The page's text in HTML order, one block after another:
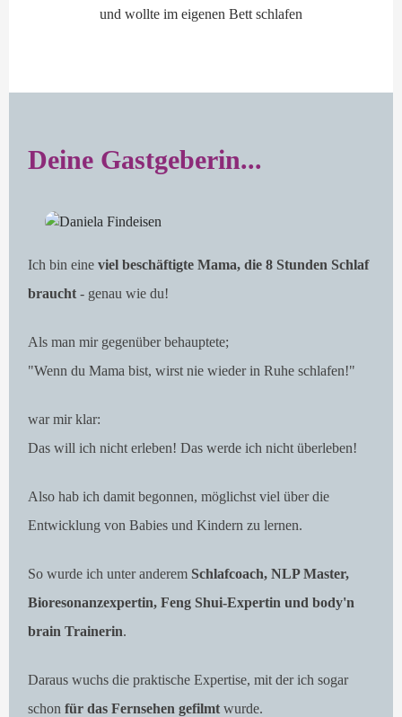
Deine Gastgeberin...
Ich bin eine viel beschäftigte Mama, die 8 Stunden Schlaf
braucht - genau wie du!
Als man mir gegenüber behauptete;
"Wenn du Mama bist, wirst nie wieder in Ruhe schlafen!"
war mir klar:
Das will ich nicht erleben! Das werde ich nicht überleben!
Also hab ich damit begonnen, möglichst viel über die
Entwicklung von Babies und Kindern zu lernen.
So wurde ich unter anderem Schlafcoach, NLP Master,
Bioresonanzexpertin, Feng Shui-Expertin und body'n
brain Trainerin.
Daraus wuchs die praktische Expertise, mit der ich sogar
schon für das Fernsehen gefilmt wurde.